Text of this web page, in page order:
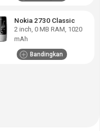
Nokia 2730 Classic
2 inch, 0 MB RAM 1020
mAh
Bandingkan